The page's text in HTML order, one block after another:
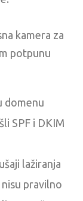
kamera za
potpunu
domenu
SPF i DKIM
lažiranja
pravilno